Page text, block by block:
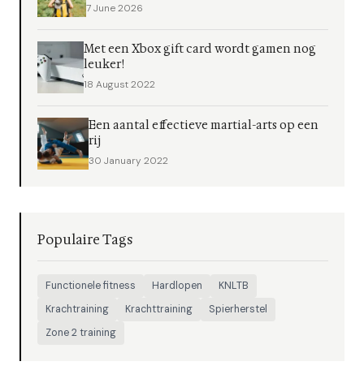
7 June 2026
Met een Xbox gift card wordt gamen nog
leuker!
18 August 2022
Een aantal effectieve martial-arts op een
rij
30 January 2022
Populaire Tags
Functionele fitness Hardlopen
KNLTB
Krachtraining
Krachttraining
Spierherstel
Zone 2 training